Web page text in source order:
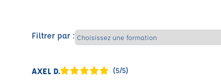
Filtrer par :
AXEL D. (5/5)